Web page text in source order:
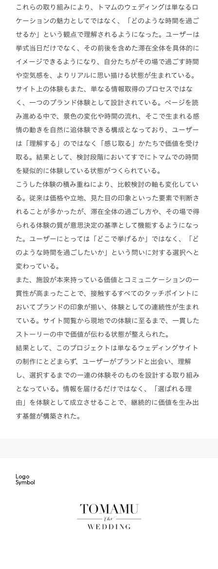
これらの取り組みにより、トマムのウェディングは単なるロ
ケーションの魅力としてではなく、「どのような時間を過ご
せるか」という観点で理解されるようになった。ユーザーは
挙式当日だけでなく、その前後を含めた滞在全体を具体的に
イメージできるようになり、自分たちがその場で過ごす時間
や空気感を、よりリアルに思い描ける状態が生まれている。
サイト上の体験もまた、単なる情報取得のプロセスではな
く、一つのブランド体験として設計されている。ページを読
み進める中で、景色の変化や時間の流れ、そこで生まれる感
情の動きを自然に追体験できる構成となっており、ユーザー
は「理解する」のではなく「感じ取る」かたちで価値を受け
取る。結果として、検討段階においてすでにトマムでの時間
を疑似的に体験している状態がつくられている。
こうした体験の積み重ねにより、比較検討の軸も変化してい
る。従来は価格や立地、見た目の印象といった要素で判断さ
れることが多かったが、滞在全体の過ごし方や、その場で得
られる体験の質が意思決定の基準として機能するようになっ
た。ユーザーにとっては「どこで挙げるか」ではなく、「ど
のような時間を過ごしたいか」という問いに対する選択へと
変わっている。
また、施設が本来持っている価値とコミュニケーションの一
貫性が高まったことで、接触するすべてのタッチポイントに
おいてブランドの印象が揃い、体験としての連続性が生まれ
ている。サイト閲覧から現地での体験に至るまで、一貫した
ストーリーの中で価値が伝わる状態が整えられた。
結果として、このプロジェクトは単なるウェディングサイト
の制作にとどまらず、ユーザーがブランドと出会い、理解
し、選択するまでの一連の体験そのものを設計する取り組み
となっている。情報を届けるだけではなく、「選ばれる理
由」を体験として成立させることで、継続的に価値を生み出
す基盤が構築された。
Logo
Symbol